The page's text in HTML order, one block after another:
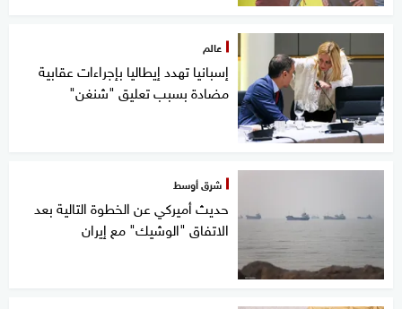
عالم
إسبانيا تهدد إيطاليا بإجراءات عقابية
مضادة بسبب تعليق "شنغن"
شرق أوسط
حديث أميركي عن الخطوة التالية بعد
الاتفاق "الوشيك" مع إيران